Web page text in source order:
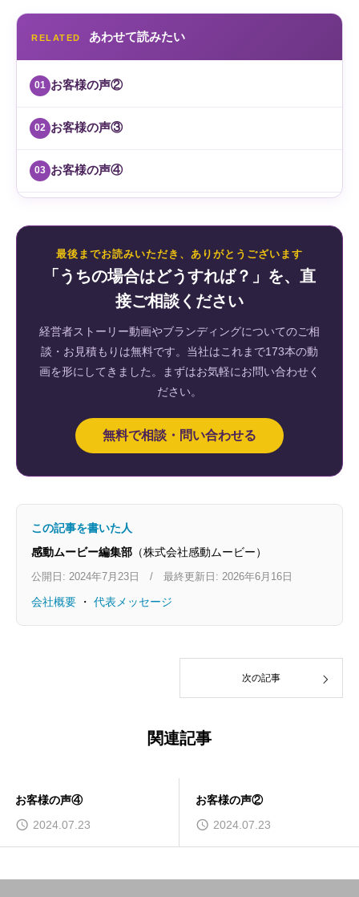
RELATED あわせて読みたい
01 お客様の声②
02 お客様の声③
03 お客様の声④
最後までお読みいただき、ありがとうございます
「うちの場合はどうすれば？」を、直
接ご相談ください
経営者ストーリー動画やブランディングについてのご相
談・お見積もりは無料です。当社はこれまで173本の動
画を形にしてきました。まずはお気軽にお問い合わせく
ださい。
無料で相談・問い合わせる
この記事を書いた人
感動ムービー編集部 （株式会社感動ムービー）
公開日: 2024年7月23日 / 最終更新日: 2026年6月16日
会社概要 ・ 代表メッセージ
次の記事
関連記事
お客様の声④
2024.07.23
お客様の声②
2024.07.23